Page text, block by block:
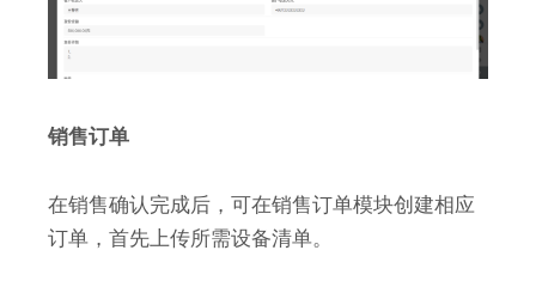
销售订单
在销售确认完成后，可在销售订单模块创建相应
订单，首先上传所需设备清单。